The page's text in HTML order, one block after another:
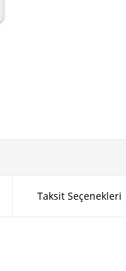
Taksit Seçenekleri